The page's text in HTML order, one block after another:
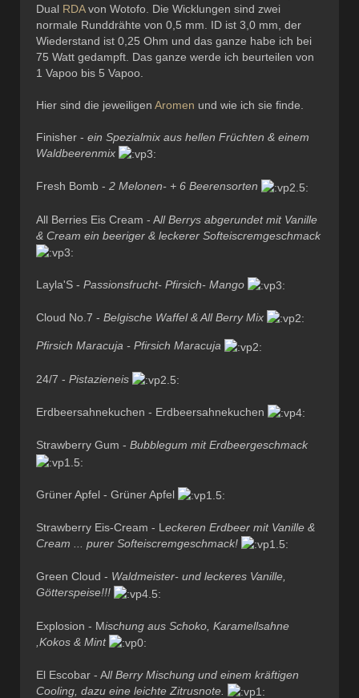
Dual RDAvon Wotofo. Die Wicklungen sind zwei
normale Runddrähte von 0,5 mm. ID ist 3,0 mm, der
Wiederstand ist 0,25 Ohm und das ganze habe ich bei
75 Watt gedampft. Das ganze werde ich beurteilen von
1 Vapoo bis 5 Vapoo.
Hier sind die jeweiligen Aromen und wie ich sie finde.
Finisher - ein Spezialmix aus hellen Früchten & einem
Waldbeerenmix
Fresh Bomb - 2 Melonen- + 6 Beerensorten
All Berries Eis Cream - All Berrys abgerundet mit Vanille
& Cream ein beeriger & leckerer Softeiscremgeschmack
Layla'S - Passionsfrucht- Pfirsich- Mango
Cloud No.7 - Belgische Waffel & All Berry Mix
Pfirsich Maracuja - Pfirsich Maracuja
24/7 - Pistazieneis
Erdbeersahnekuchen - Erdbeersahnekuchen
Strawberry Gum - Bubblegum mit Erdbeergeschmack
Grüner Apfel - Grüner Apfel
Strawberry Eis-Cream - L eckeren Erdbeer mit Vanille &
Cream ... purer Softeiscremgeschmack!
Green Cloud - Waldmeister- und leckeres Vanille,
Götterspeise!!!
Explosion - Mischung aus Schoko, Karamellsahne
,Kokos & Mint
El Escobar - All Berry Mischung und einem kräftigen
Cooling, dazu eine leichte Zitrusnote.